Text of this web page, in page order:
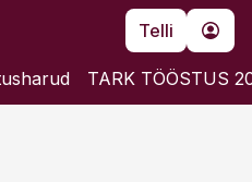
Telli
TARK TÖÖSTUS